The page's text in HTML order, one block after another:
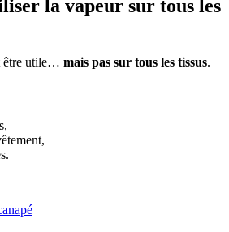
la vapeur sur tous les
être utile… mais pas sur tous les tissus.